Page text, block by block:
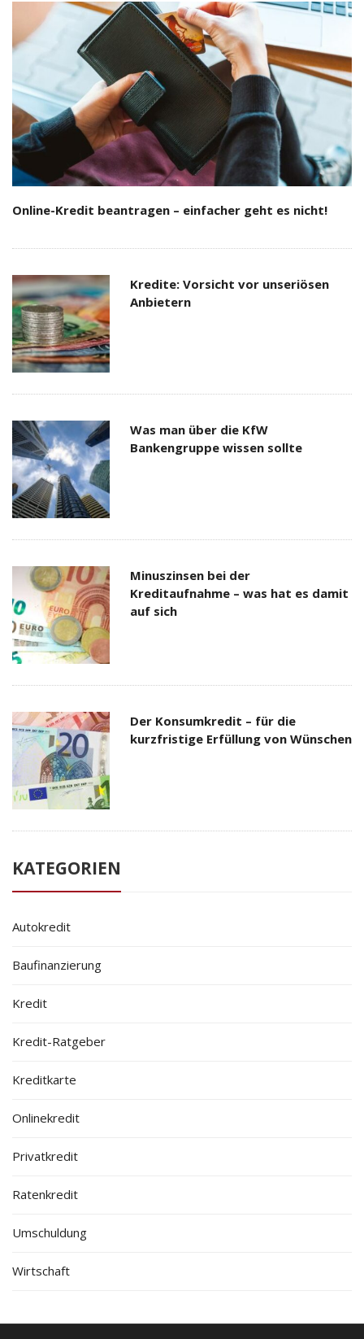
Online-Kredit beantragen – einfacher geht es nicht!
Kredite: Vorsicht vor unseriösen
Anbietern
Was man über die KfW
Bankengruppe wissen sollte
Minuszinsen bei der
Kreditaufnahme – was hat es damit
auf sich
Der Konsumkredit – für die
kurzfristige Erfüllung von Wünschen
KATEGORIEN
Autokredit
Baufinanzierung
Kredit
Kredit-Ratgeber
Kreditkarte
Onlinekredit
Privatkredit
Ratenkredit
Umschuldung
Wirtschaft